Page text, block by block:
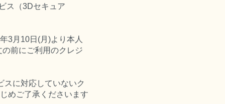
ス（3Dセキュア
3月10日(月)より本人
前にご利用のクレジ
スに対応していないク
めご了承くださいます